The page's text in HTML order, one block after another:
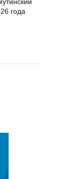
года